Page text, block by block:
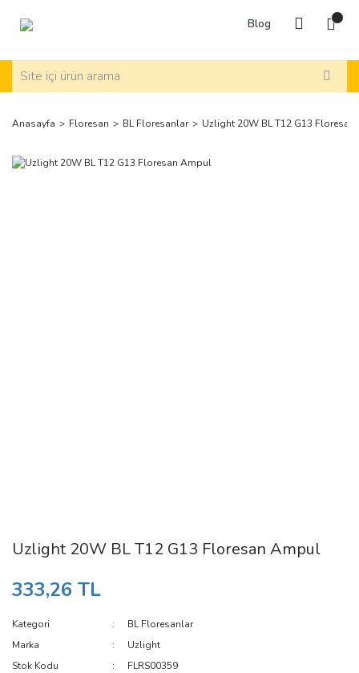
Blog
Anasayfa Floresan BL Floresanlar Uzlight 20W BL T12 G13
Uzlight 20W BL T12 G13 Floresan Ampul
333,26 TL
Kategori
BL Floresanlar
Marka
Uzlight
Stok Kodu
FLRS00359